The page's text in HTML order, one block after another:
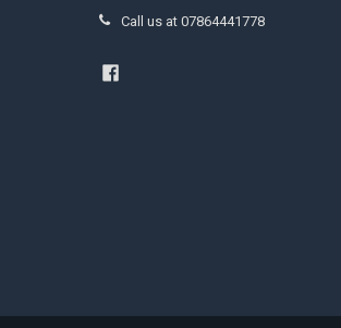
Call us at 07864441778